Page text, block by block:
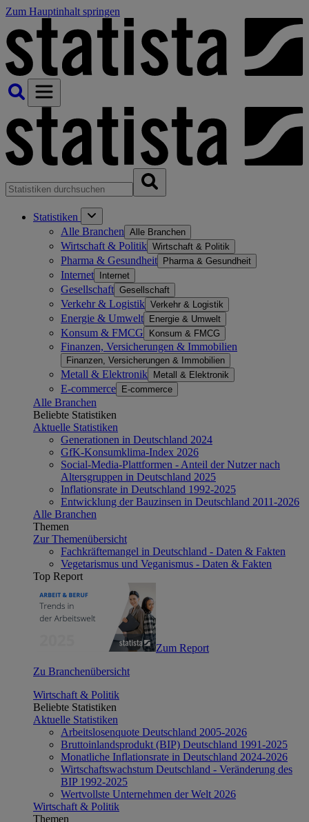
Zum Hauptinhalt springen
Statistiken
Alle Branchen Alle Branchen
Wirtschaft & Politik Wirtschaft & Politik
Pharma & Gesundheit Pharma & Gesundheit
Internet Internet
Gesellschaft Gesellschaft
Verkehr & Logistik Verkehr & Logistik
Energie & Umwelt Energie & Umwelt
Konsum & FMCG Konsum & FMCG
Finanzen, Versicherungen & Immobilien
Finanzen, Versicherungen & Immobilien
Metall & Elektronik Metall & Elektronik
E-commerce E-commerce
Alle Branchen
Beliebte Statistiken
Aktuelle Statistiken
Generationen in Deutschland 2024
GfK-Konsumklima-Index 2026
Social-Media-Plattformen - Anteil der Nutzer nach
Altersgruppen in Deutschland 2025
Inflationsrate in Deutschland 1992-2025
Entwicklung der Bauzinsen in Deutschland 2011-2026
Alle Branchen
Themen
Zur Themenübersicht
Fachkräftemangel in Deutschland - Daten & Fakten
Vegetarismus und Veganismus - Daten & Fakten
Top Report
Zum Report
Zu Branchenübersicht
Wirtschaft & Politik
Beliebte Statistiken
Aktuelle Statistiken
Arbeitslosenquote Deutschland 2005-2026
Bruttoinlandsprodukt (BIP) Deutschland 1991-2025
Monatliche Inflationsrate in Deutschland 2024-2026
Wirtschaftswachstum Deutschland - Veränderung des
BIP 1992-2025
Wertvollste Unternehmen der Welt 2026
Wirtschaft & Politik
Themen